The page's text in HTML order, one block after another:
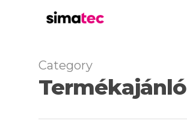
Enter a kereséshez
Category
Termékajánló